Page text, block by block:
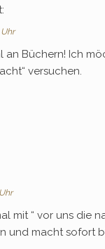
an Büchern! Ich
versuchen.
mit “ vor uns die
und macht sofort